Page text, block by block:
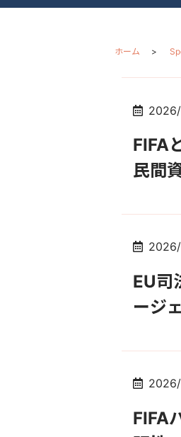
ホーム
FIFA
民間
EU司
ージ
FIFA